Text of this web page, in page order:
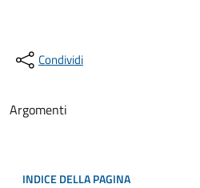
Condividi
Argomenti
INDICE DELLA PAGINA